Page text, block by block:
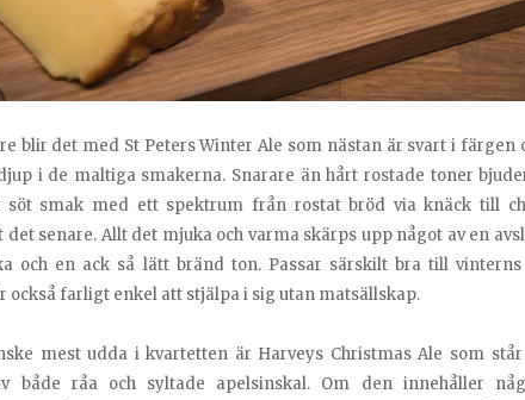
blir det med St Peters Winter Ale som nästan är svart i färgen
i de maltiga smakerna. Snarare än hårt rostade toner
söt smak med ett spektrum från rostat bröd via knäck till
senare. Allt det mjuka och varma skärps upp något av en
och en ack så lätt bränd ton. Passar särskilt bra till
också farligt enkel att stjälpa i sig utan matsällskap.
mest udda i kvartetten är Harveys Christmas Ale som
både råa och syltade apelsinskal. Om den innehåller